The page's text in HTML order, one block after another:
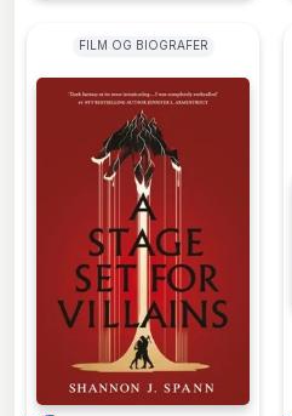
FILM OG BIOGRAFER